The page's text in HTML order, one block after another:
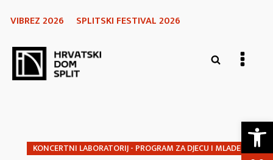
VIBREZ 2026 SPLITSKI FESTIVAL 2026
KONCERTNI LABORATORIJ - PROGRAM ZA DJECU I MLADE